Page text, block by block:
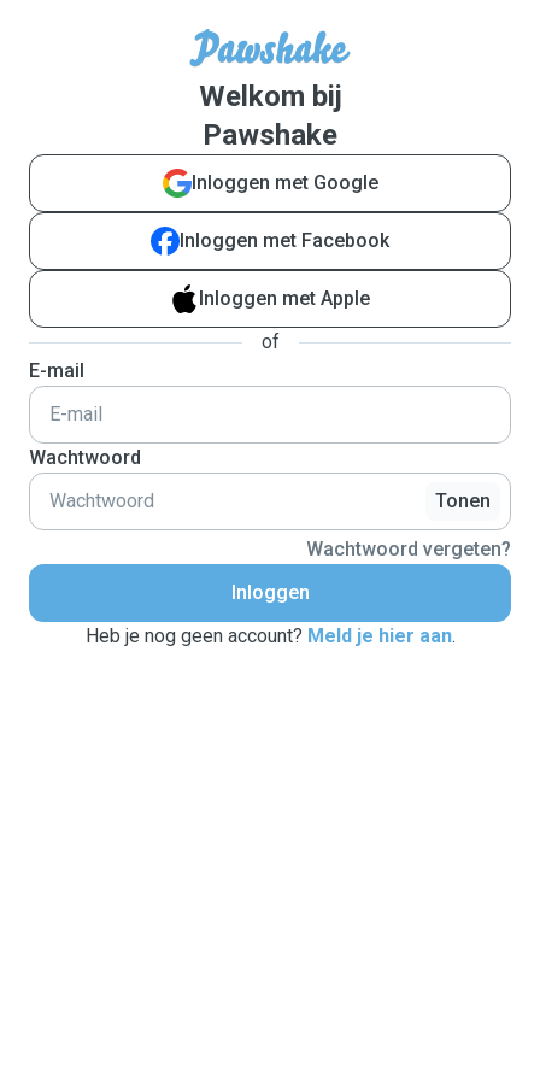
Welkom bij
Pawshake
Inloggen met Google
Inloggen met Facebook
Inloggen met Apple
of
E-mail
Wachtwoord
Tonen
Wachtwoord vergeten?
Inloggen
Heb je nog geen account? Meld je hier aan.